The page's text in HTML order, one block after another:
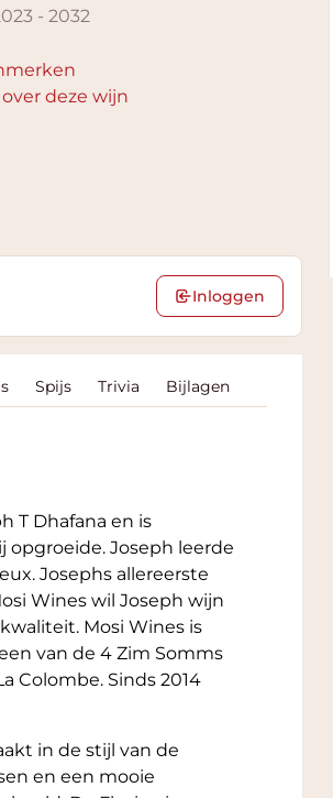
-2032
deze wijn
Inloggen
Spijs Trivia Bijlagen
T Dhafana en is
opgroeide. Joseph leerde
Josephs allereerste
Wines wil Joseph wijn
Mosi Wines is
van de 4 Zim Somms
Colombe. Sinds 2014
in de stijl van de
en een mooie